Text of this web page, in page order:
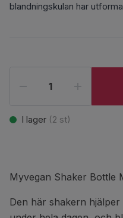
blandningskulan har
I lager (2 st)
Myvegan Shaker Bottle
Den här shakern